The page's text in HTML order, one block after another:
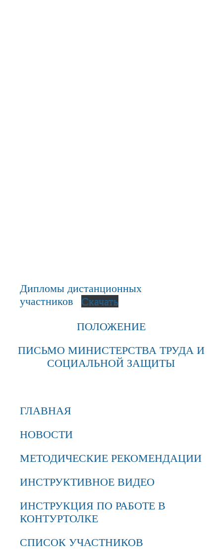
Дипломы дистанционных
участников
Скачать
ПОЛОЖЕНИЕ
ПИСЬМО МИНИСТЕРСТВА ТРУДА И
СОЦИАЛЬНОЙ ЗАЩИТЫ
ГЛАВНАЯ
НОВОСТИ
МЕТОДИЧЕСКИЕ РЕКОМЕНДАЦИИ
ИНСТРУКТИВНОЕ ВИДЕО
ИНСТРУКЦИЯ ПО РАБОТЕ В
КОНТУРТОЛКЕ
СПИСОК УЧАСТНИКОВ